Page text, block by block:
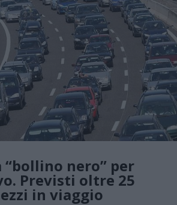
“bollino nero” per
Previsti oltre 25
in viaggio